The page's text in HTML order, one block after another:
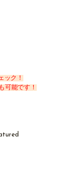
ック！
可能です！